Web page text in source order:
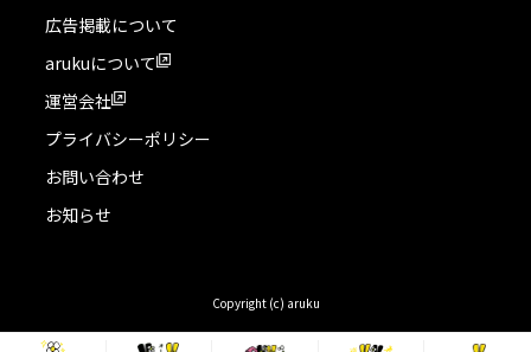
広告掲載について
arukuについて
運営会社
プライバシーポリシー
お問い合わせ
お知らせ
Copyright (c) aruku